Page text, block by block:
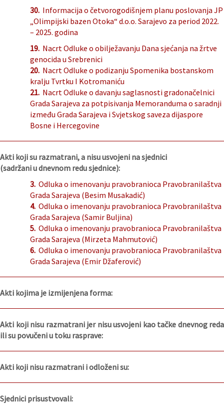
30. Informacija o četvorogodišnjem planu poslovanja JP
„Olimpijski bazen Otoka“ d.o.o. Sarajevo za period 2022.
– 2025. godina
19. Nacrt Odluke o obilježavanju Dana sjećanja na žrtve
genocida u Srebrenici
20. Nacrt Odluke o podizanju Spomenika bostanskom
kralju Tvrtku I Kotromaniću
21. Nacrt Odluke o davanju saglasnosti gradonačelnici
Grada Sarajeva za potpisivanja Memoranduma o saradnji
između Grada Sarajeva i Svjetskog saveza dijaspore
Bosne i Hercegovine
Akti koji su razmatrani, a nisu usvojeni na sjednici
(sadržani u dnevnom redu sjednice):
3. Odluka o imenovanju pravobranioca Pravobranilaštva
Grada Sarajeva (Besim Musakadić)
4. Odluka o imenovanju pravobranioca Pravobranilaštva
Grada Sarajeva (Samir Buljina)
5. Odluka o imenovanju pravobranioca Pravobranilaštva
Grada Sarajeva (Mirzeta Mahmutović)
6. Odluka o imenovanju pravobranioca Pravobranilaštva
Grada Sarajeva (Emir Džaferović)
Akti kojima je izmijenjena forma:
Akti koji nisu razmatrani jer nisu usvojeni kao tačke dnevnog reda
ili su povučeni u toku rasprave:
Akti koji nisu razmatrani i odloženi su:
Sjednici prisustvovali: